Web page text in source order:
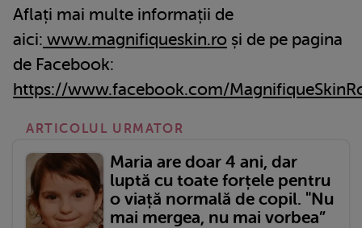
Aflați mai multe informații de
aici: www.magnifiqueskin.ro și de pe pagina
de Facebook:
https://www.facebook.com/
ARTICOLUL URMATOR
Maria are doar 4 ani, dar
luptă cu toate forțele pentru
o viață normală de copil. "Nu
mai mergea, nu mai vorbea”